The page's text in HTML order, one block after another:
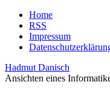
Home
RSS
Impressum
Hadmut Danisch
Ansichten eines